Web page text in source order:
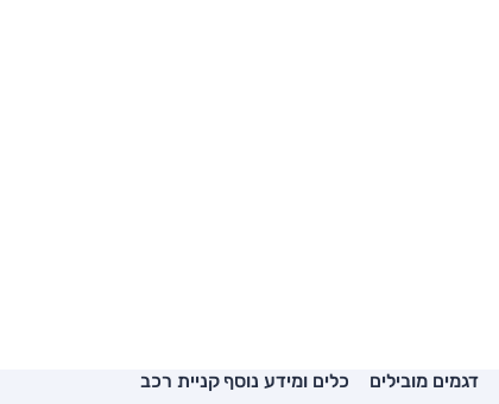
דגמים מובילים כלים ומידע נוסף קניית רכב